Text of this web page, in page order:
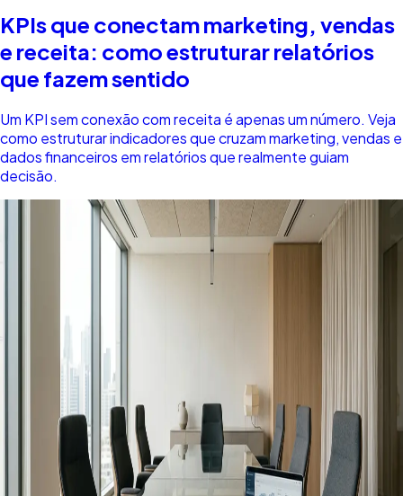
KPIs que conectam marketing, vendas
e receita: como estruturar relatórios
que fazem sentido
Um KPI sem conexão com receita é apenas um número. Veja
como estruturar indicadores que cruzam marketing, vendas e
dados financeiros em relatórios que realmente guiam
decisão.